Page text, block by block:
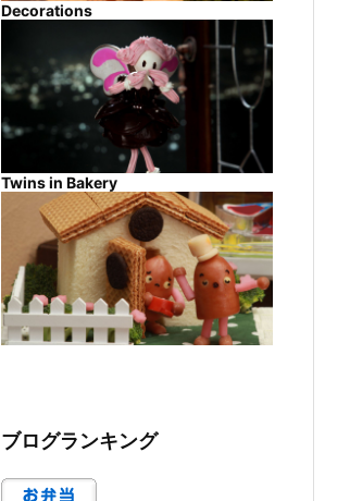
Decorations
Twins in Bakery
ブログランキング